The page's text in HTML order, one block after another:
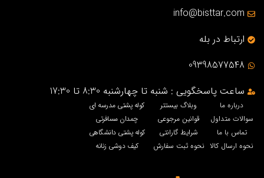
info@bisttar.com
ارتباط در بله
09398577548
ساعت پاسخگویی : شنبه تا چهارشنبه 8:30 تا 17:30
درباره ما
سوالات متداول
تماس با ما
نحوه ارسال کالا
وبلاگ بیستتر
قوانین مرجوعی
شرایط گارانتی
نحوه ثبت سفارش
کوله پشتی مدرسه ای
چمدان مسافرتی
کوله پشتی دانشگاهی
کیف دوشی زنانه